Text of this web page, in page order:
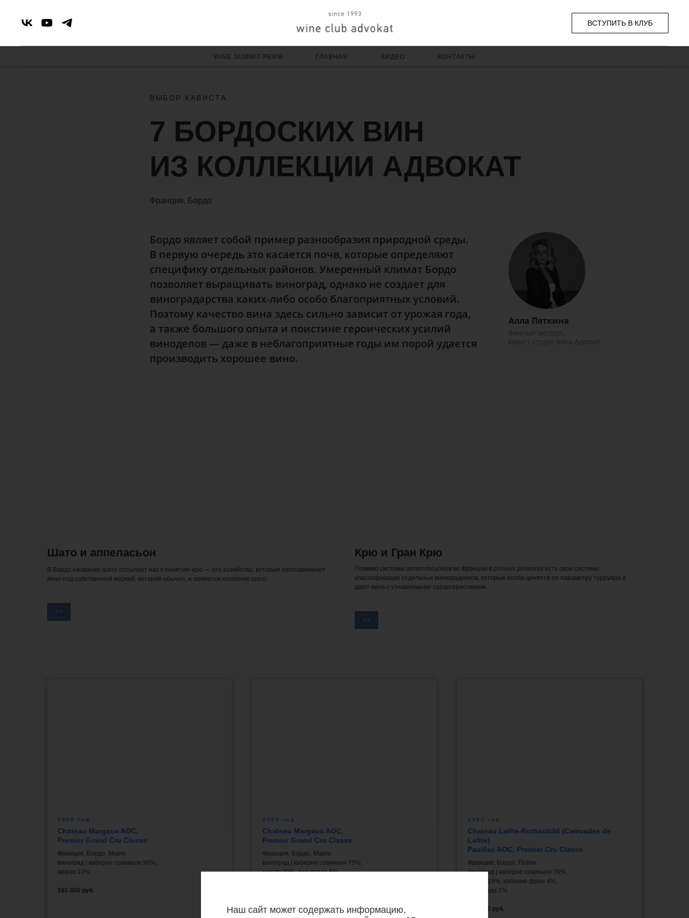
ВСТУПИТЬ В КЛУБ
WINE SUMMIT PERM ГЛАВНАЯ ВИДЕО КОНТАКТЫ
Наш сайт может содержать информацию,
ВЫБОР КАВИСТА
7 БОРДОСКИХ ВИН
ИЗ КОЛЛЕКЦИИ АДВОКАТ
Франция, Бордо
Бордо являет собой пример разнообразия природной среды.
В первую очередь это касается почв, которые определяют
специфику отдельных районов. Умеренный климат Бордо
позволяет выращивать виноград, однако не создает для
виноградарства каких-либо особо благоприятных условий.
Поэтому качество вина здесь сильно зависит от урожая года,
а также большого опыта и поистине героических усилий
виноделов — даже в неблагоприятные годы им порой удается
производить хорошее вино.
Алла Пяткина
винный эксперт,
кавист студии вина Адвокат
Шато и аппеласьон
В Бордо название шато отсылает нас к понятию крю — это хозяйства, которые изготавливают
вино под собственной маркой, которой обычно, и является название шато.
>>
Крю и Гран Крю
Помимо системы аппелласьонов во Франции в разных регионах есть свои системы
классификации отдельных виноградников, которые особо ценятся по параметру турруара и
дают вина с узнаваемыми характеристиками.
>>
2000 год
Chateau Margaux AOC,
Premier Grand Cru Classe
Франция, Бордо, Марго
виноград | каберне совиньон 90%,
мерло 10%
160 000 руб.
2003 год
Chateau Margaux AOC,
Premier Grand Cru Classe
Франция, Бордо, Марго
виноград | каберне совиньон 75%,
мерло 20%, пти вердо 5%
1997 год
Chateau Lafite-Rothschild (Carruades de
Lafite)
Pauillac AOC, Premier Cru Classe
Франция, Бордо, Пойяк
виноград | каберне совиньон 76%,
мерло 19%, каберне фран 4%,
пти вердо 1%
137 000 руб.